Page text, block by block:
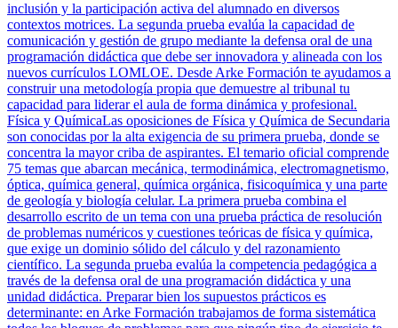
inclusión y la participación activa del alumnado en diversos
contextos motrices. La segunda prueba evalúa la capacidad de
comunicación y gestión de grupo mediante la defensa oral de una
programación didáctica que debe ser innovadora y alineada con los
nuevos currículos LOMLOE. Desde Arke Formación te ayudamos a
construir una metodología propia que demuestre al tribunal tu
capacidad para liderar el aula de forma dinámica y profesional.
Física y QuímicaLas oposiciones de Física y Química de Secundaria
son conocidas por la alta exigencia de su primera prueba, donde se
concentra la mayor criba de aspirantes. El temario oficial comprende
75 temas que abarcan mecánica, termodinámica, electromagnetismo,
óptica, química general, química orgánica, fisicoquímica y una parte
de geología y biología celular. La primera prueba combina el
desarrollo escrito de un tema con una prueba práctica de resolución
de problemas numéricos y cuestiones teóricas de física y química,
que exige un dominio sólido del cálculo y del razonamiento
científico. La segunda prueba evalúa la competencia pedagógica a
través de la defensa oral de una programación didáctica y una
unidad didáctica. Preparar bien los supuestos prácticos es
determinante: en Arke Formación trabajamos de forma sistemática